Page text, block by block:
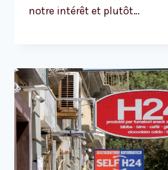
notre intérêt et plutôt…